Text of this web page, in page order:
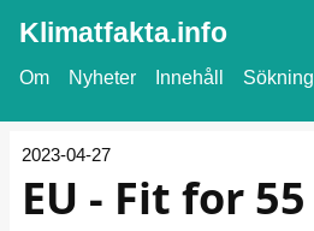
Klimatfakta.info
Om Nyheter Innehåll Sökning
2023-04-27
EU - Fit for 55